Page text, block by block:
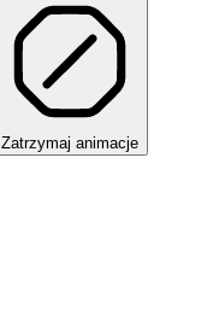
Zatrzymaj animacje